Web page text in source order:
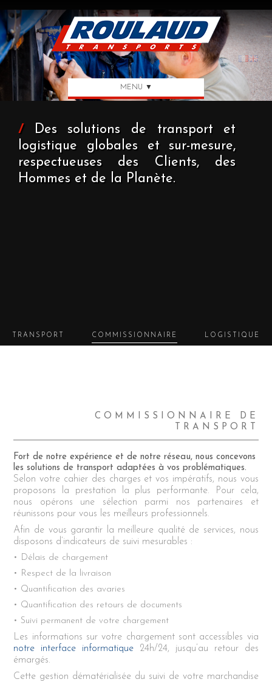
MENU ▼
/ Des solutions de transport et
logistique globales et sur-mesure,
respectueuses des Clients, des
Hommes et de la Planète.
TRANSPORT COMMISSIONNAIRE LOGISTIQUE
COMMISSIONNAIRE DE
TRANSPORT
Fort de notre expérience et de notre réseau, nous concevons
les solutions de transport adaptées à vos problématiques.
Selon votre cahier des charges et vos impératifs, nous vous
proposons la prestation la plus performante. Pour cela,
nous opérons une sélection parmi nos partenaires et
réunissons pour vous les meilleurs professionnels.
Afin de vous garantir la meilleure qualité de services, nous
disposons d’indicateurs de suivi mesurables :
Délais de chargement
Respect de la livraison
Quantification des avaries
Quantification des retours de documents
Suivi permanent de votre chargement
Les informations sur votre chargement sont accessibles via
notre interface informatique 24h/24, jusqu’au retour des
émargés.
Cette gestion dématérialisée du suivi de votre marchandise